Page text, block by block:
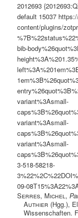
2012693
default 15037
content/plugins/
bib-
variant%3Asmall-
variant%3Asmall-
variant%3Asmall-
3-518-58218-
09-
Serres, Michel ,
Authier (Hgg.),
Wissenschaften.